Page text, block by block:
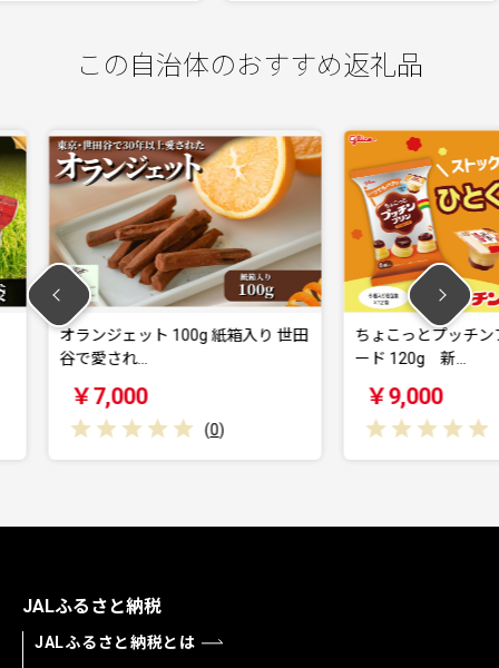
この自治体のおすすめ返礼品
紙箱入り 世田
ちょこっとプッチンプリン カスタ
オラ
谷で
JALふるさと納税
JALふるさと納税とは